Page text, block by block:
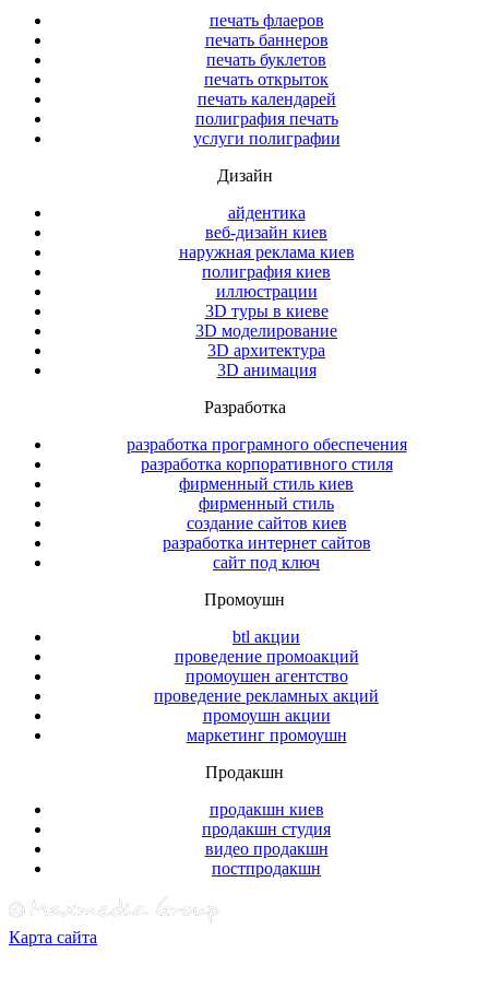
печать флаеров
печать баннеров
печать буклетов
печать открыток
печать календарей
полиграфия печать
услуги полиграфии
Дизайн
айдентика
веб-дизайн киев
наружная реклама киев
полиграфия киев
иллюстрации
3D туры в киеве
3D моделирование
3D архитектура
3D анимация
Разработка
разработка програмного обеспечения
разработка корпоративного стиля
фирменный стиль киев
фирменный стиль
создание сайтов киев
разработка интернет сайтов
сайт под ключ
Промоушн
btl акции
проведение промоакций
промоушен агентство
проведение рекламных акций
промоушн акции
маркетинг промоушн
Продакшн
продакшн киев
продакшн студия
видео продакшн
постпродакшн
Карта сайта